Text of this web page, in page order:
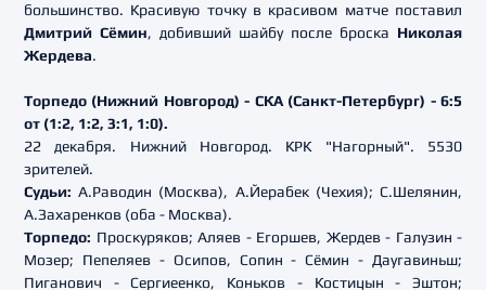
большинство. Красивую точку в красивом матче поставил
Дмитрий Сёмин, добивший шайбу после броска Николая
Жердева.
Торпедо (Нижний Новгород) - СКА (Санкт-Петербург) - 6:5
от (1:2, 1:2, 3:1, 1:0).
22 декабря. Нижний Новгород. КРК "Нагорный". 5530
зрителей.
Судьи: А.Раводин (Москва), А.Йерабек (Чехия); С.Шелянин,
А.Захаренков (оба - Москва).
Торпедо: Проскуряков; Аляев - Егоршев, Жердев - Галузин -
Мозер; Пепеляев - Осипов, Сопин - Сёмин - Даугавиньш;
Пиганович - Сергиеенко, Коньков - Костицын - Эштон;